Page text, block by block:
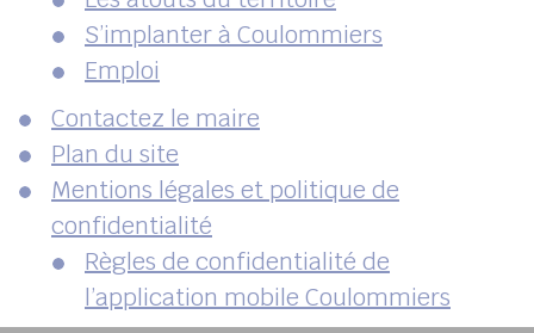
S’implanter à Coulommiers
Emploi
Contactez le maire
Plan du site
Mentions légales et politique de
confidentialité
Règles de confidentialité de
l’application mobile Coulommiers